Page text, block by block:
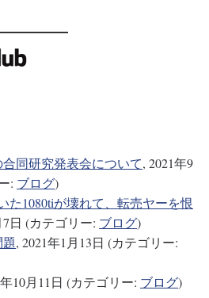
同研究発表会について, 2021年9
: ブログ)
た1080tiが壊れて、転売ヤーを恨
7日 (カテゴリー: ブログ)
, 2021年1月13日 (カテゴリー:
10月11日 (カテゴリー: ブログ)